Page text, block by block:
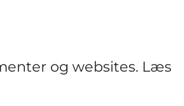
og websites. Læs